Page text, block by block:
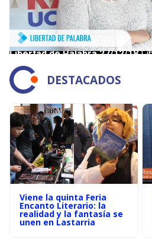
DESTACADOS
Viene la quinta Feria
Encanto Literario: la
realidad y la fantasía se
unen en Lastarria